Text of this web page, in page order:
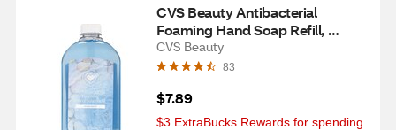
CVS Beauty Antibacterial
Foaming Hand Soap Refill,
Spring Water
CVS Beauty
83
$7.89
$3 ExtraBucks Rewards for spending